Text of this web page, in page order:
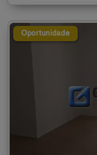
Oportunidade